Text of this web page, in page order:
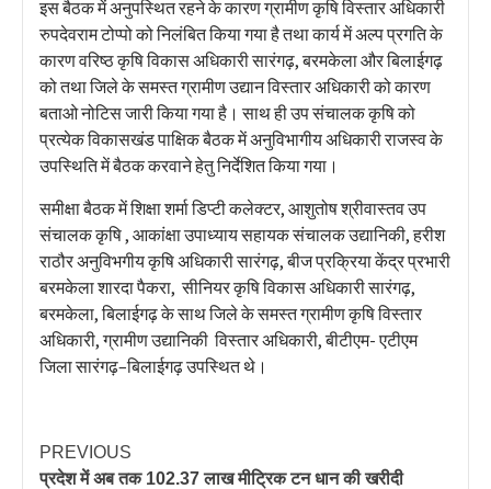
इस बैठक में अनुपस्थित रहने के कारण ग्रामीण कृषि विस्तार अधिकारी
रुपदेवराम टोप्पो को निलंबित किया गया है तथा कार्य में अल्प प्रगति के
कारण वरिष्ठ कृषि विकास अधिकारी सारंगढ़, बरमकेला और बिलाईगढ़
को तथा जिले के समस्त ग्रामीण उद्यान विस्तार अधिकारी को कारण
बताओ नोटिस जारी किया गया है। साथ ही उप संचालक कृषि को
प्रत्येक विकासखंड पाक्षिक बैठक में अनुविभागीय अधिकारी राजस्व के
उपस्थिति में बैठक करवाने हेतु निर्देशित किया गया।
समीक्षा बैठक में शिक्षा शर्मा डिप्टी कलेक्टर, आशुतोष श्रीवास्तव उप
संचालक कृषि , आकांक्षा उपाध्याय सहायक संचालक उद्यानिकी, हरीश
राठौर अनुविभगीय कृषि अधिकारी सारंगढ़, बीज प्रक्रिया केंद्र प्रभारी
बरमकेला शारदा पैकरा, सीनियर कृषि विकास अधिकारी सारंगढ़,
बरमकेला, बिलाईगढ़ के साथ जिले के समस्त ग्रामीण कृषि विस्तार
अधिकारी, ग्रामीण उद्यानिकी विस्तार अधिकारी, बीटीएम- एटीएम
जिला सारंगढ़–बिलाईगढ़ उपस्थित थे।
PREVIOUS
प्रदेश में अब तक 102.37 लाख मीट्रिक टन धान की खरीदी